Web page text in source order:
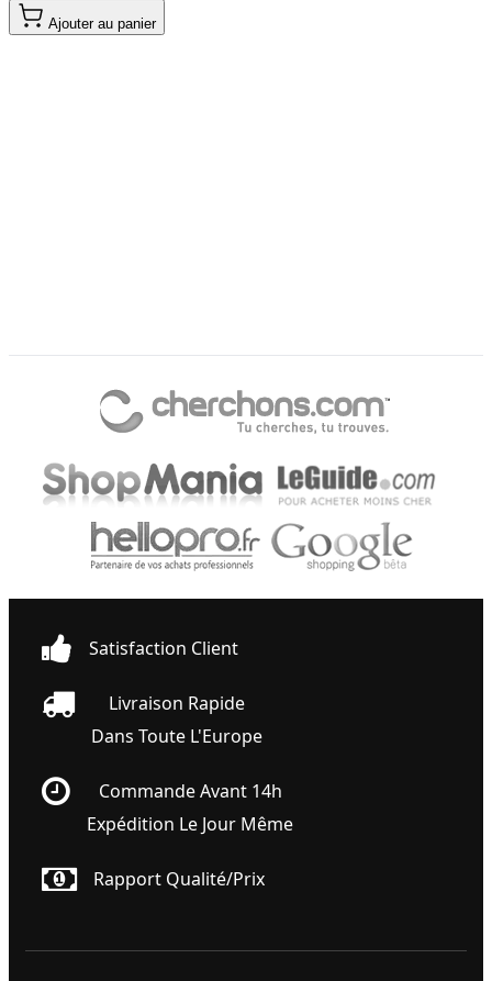
Ajouter au panier
Satisfaction Client
Livraison Rapide
Dans Toute L'Europe
Commande Avant 14h
Expédition Le Jour Même
Rapport Qualité/prix